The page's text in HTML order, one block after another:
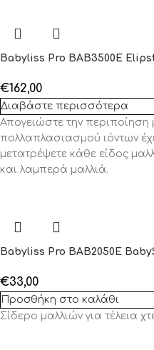
Babyliss Pro BAB3500E
€162,00
Διαβάστε περισσότερα
Απογειώστε την περιποίηση
πολλαπλασιασμού ιόντων
μετατρέψετε κάθε είδος
και λαμπερά μαλλιά.
Babyliss Pro BAB2050E
€33,00
Προσθήκη στο καλάθι
Σίδερο μαλλιών για τέλεια